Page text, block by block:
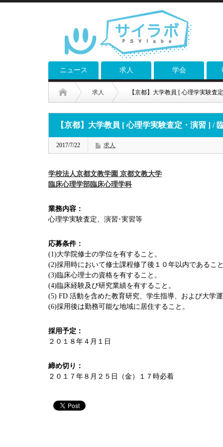
ニュース 求人 学会
求人 【京都】大学教員 [ 心理学実験査
【京都】大学教員 [ 心理学実験査定・演習 ] /
2017/7/22 求人
学校法人京都文教学園 京都文教大学
臨床心理学部臨床心理学科
業務内容：
心理学実験査定、演習･実習等
応募条件：
(1)大学院修士の学位を有すること。
(2)採用時において修士課程修了後１０年以内であるこ
(3)臨床心理士の資格を有すること。
(4)臨床経験及び研究業績を有すること。
(5) FD 活動を含めた教育研究、学生指導、および大学
(6)採用後は勤務可能な地域に居住すること。
採用予定：
２０１８年４月１日
締め切り：
２０１７年８月２５日（金）１７時必着